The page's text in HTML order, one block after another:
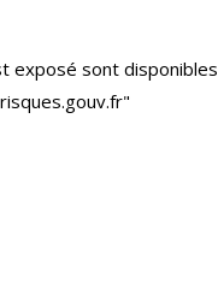
exposé sont disponibles